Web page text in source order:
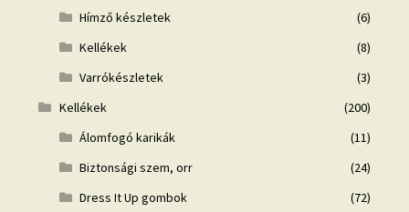
Hímző készletek
(6)
Kellékek
(8)
Varrókészletek
(3)
Kellékek
(200)
Álomfogó karikák
(11)
Biztonsági szem, orr
(24)
Dress It Up gombok
(72)